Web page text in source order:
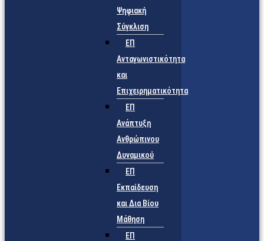
Ψηφιακή
Σύγκλιση
ΕΠ
Ανταγωνιστικότητα
και
Επιχειρηματικότητα
ΕΠ
Ανάπτυξη
Ανθρώπινου
Δυναμικού
ΕΠ
Εκπαίδευση
και Δια Βίου
Μάθηση
ΕΠ